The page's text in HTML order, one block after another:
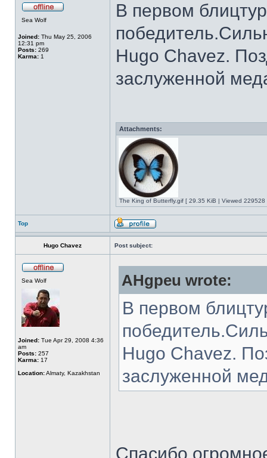
Sea Wolf
Joined: Thu May 25, 2006
12:31 pm
Posts: 269
Karma: 1
В первом
Hugo Chavez.
заслуженной
Attachments:
The King of Butterfly.gif [ 29.35 KiB | Viewed 229528
Top
Hugo Chavez Post subject:
Sea Wolf
Joined: Tue Apr 29, 2008 4:36
am
Posts: 257
Karma: 17
Location:Almaty, Kazakhstan
AHgpeu wrote:
В первом
Hugo Chavez.
заслуженной
Спасибо